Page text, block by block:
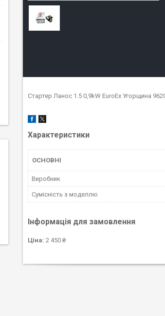
Стартер Ланос 1.5 0,9kW EuroEx Угорщина
Характеристики
ОСНОВНІ
Виробник
Сумісність з моделлю
Інформація для замовлення
Ціна: 2 450 ₴